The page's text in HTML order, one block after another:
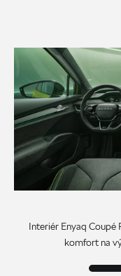
Interiér Enyaq Coupé
komfort na